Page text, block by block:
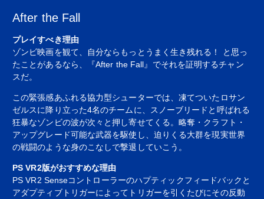
After the Fall
プレイすべき理由
ゾンビ映画を観て、自分ならもっとうまく生き残れる！ と思っ
たことがあるなら、『After the Fall』でそれを証明するチャン
スだ。
この緊張感あふれる協力型シューターでは、凍てついたロサン
ゼルスに降り立った4名のチームに、スノーブリードと呼ばれる
狂暴なゾンビの波が次々と押し寄せてくる。略奪・クラフト・
アップグレード可能な武器を駆使し、迫りくる大群を現実世界
の戦闘のような身のこなしで撃退していこう。
PS VR2版がおすすめな理由
PS VR2 Senseコントローラーのハプティックフィードバックと
アダプティブトリガーによってトリガーを引くたびにその反動